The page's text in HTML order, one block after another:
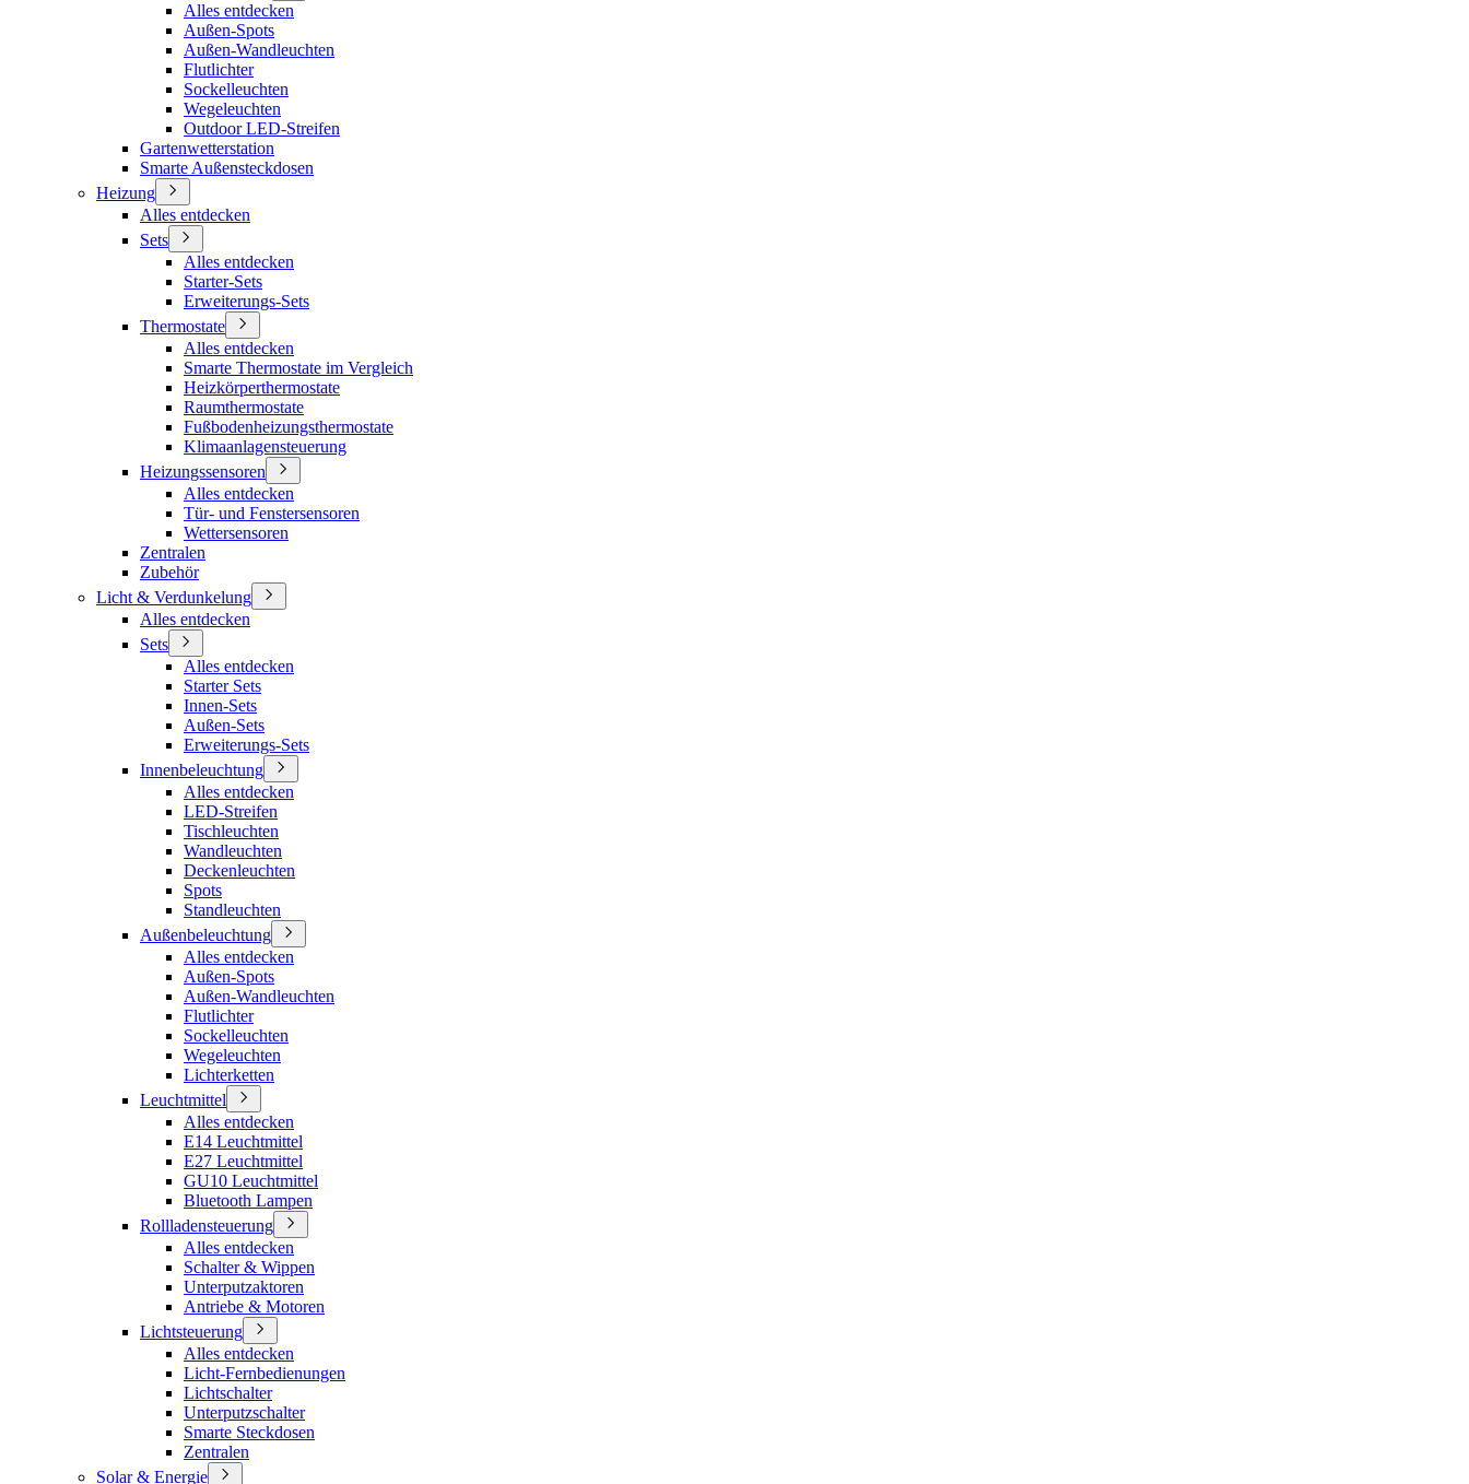
Alles entdecken
Außen-Spots
Außen-Wandleuchten
Flutlichter
Sockelleuchten
Wegeleuchten
Outdoor LED-Streifen
Gartenwetterstation
Smarte Außensteckdosen
Heizung
Alles entdecken
Sets
Alles entdecken
Starter-Sets
Erweiterungs-Sets
Thermostate
Alles entdecken
Smarte Thermostate im Vergleich
Heizkörperthermostate
Raumthermostate
Fußbodenheizungsthermostate
Klimaanlagensteuerung
Heizungssensoren
Alles entdecken
Tür- und Fenstersensoren
Wettersensoren
Zentralen
Zubehör
Licht & Verdunkelung
Alles entdecken
Sets
Alles entdecken
Starter Sets
Innen-Sets
Außen-Sets
Erweiterungs-Sets
Innenbeleuchtung
Alles entdecken
LED-Streifen
Tischleuchten
Wandleuchten
Deckenleuchten
Spots
Standleuchten
Außenbeleuchtung
Alles entdecken
Außen-Spots
Außen-Wandleuchten
Flutlichter
Sockelleuchten
Wegeleuchten
Lichterketten
Leuchtmittel
Alles entdecken
E14 Leuchtmittel
E27 Leuchtmittel
GU10 Leuchtmittel
Bluetooth Lampen
Rollladensteuerung
Alles entdecken
Schalter & Wippen
Unterputzaktoren
Antriebe & Motoren
Lichtsteuerung
Alles entdecken
Licht-Fernbedienungen
Lichtschalter
Unterputzschalter
Smarte Steckdosen
Zentralen
Solar & Energie